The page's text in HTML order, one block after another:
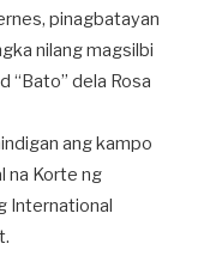
pinagbatayan
nilang magsilbi
“Bato” dela Rosa
ang kampo
na Korte ng
International